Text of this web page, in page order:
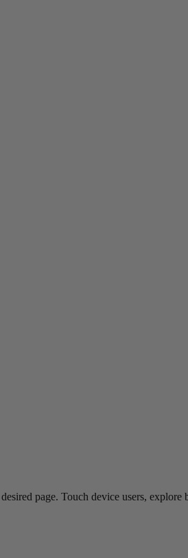
page. Touch device users,